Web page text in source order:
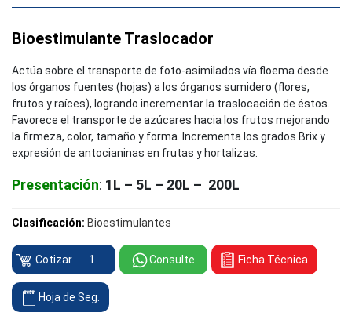
Bioestimulante Traslocador
Actúa sobre el transporte de foto-asimilados vía floema desde
los órganos fuentes (hojas) a los órganos sumidero (flores,
frutos y raíces), logrando incrementar la traslocación de éstos.
Favorece el transporte de azúcares hacia los frutos mejorando
la firmeza, color, tamaño y forma. Incrementa los grados Brix y
expresión de antocianinas en frutas y hortalizas.
Presentación: 1L – 5L – 20L – 200L
Clasificación: Bioestimulantes
Cotizar
Cropfield
Transloc
KBM
cantidad
Consulte Ficha Técnica
Hoja de Seg.